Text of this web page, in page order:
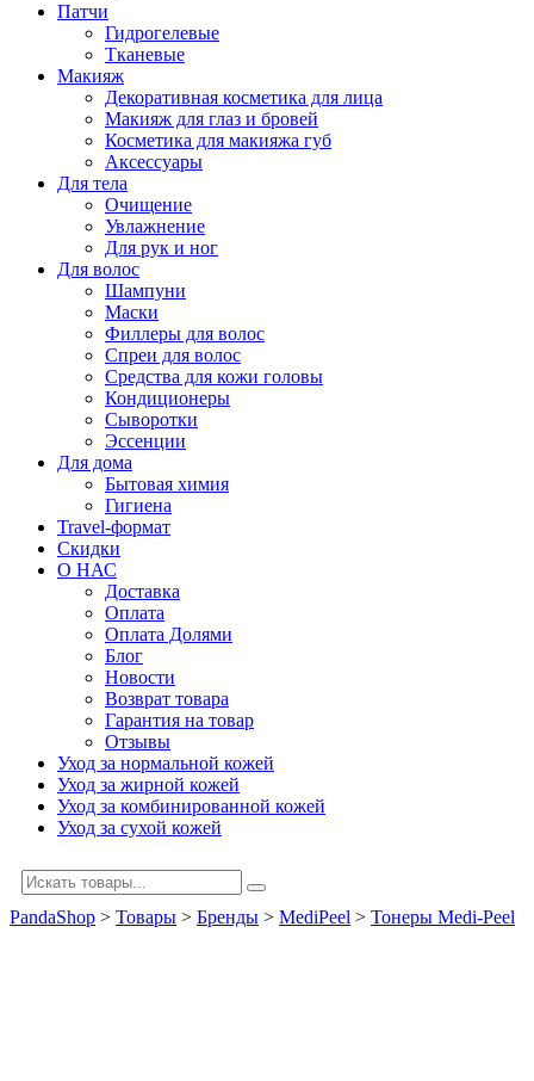
Патчи
Гидрогелевые
Тканевые
Макияж
Декоративная косметика для лица
Макияж для глаз и бровей
Косметика для макияжа губ
Аксессуары
Для тела
Очищение
Увлажнение
Для рук и ног
Для волос
Шампуни
Маски
Филлеры для волос
Спреи для волос
Средства для кожи головы
Кондиционеры
Сыворотки
Эссенции
Для дома
Бытовая химия
Гигиена
Travel-формат
Скидки
О НАС
Доставка
Оплата
Оплата Долями
Блог
Новости
Возврат товара
Гарантия на товар
Отзывы
Уход за нормальной кожей
Уход за жирной кожей
Уход за комбинированной кожей
Уход за сухой кожей
PandaShop > Товары > Бренды > MediPeel > Тонеры Medi-Peel